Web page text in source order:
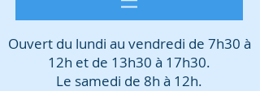
Ouvert du lundi au vendredi de 7h30 à
12h et de 13h30 à 17h30.
Le samedi de 8h à 12h.